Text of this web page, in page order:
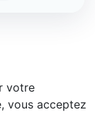
votre
vous acceptez